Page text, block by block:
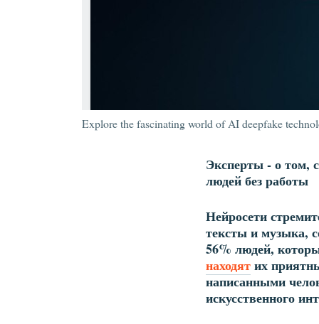
Explore the fascinating world of AI deepfake
Эксперты - о том,
людей без работы
Нейросети
тексты и музыка,
56% людей,
находятих
написанными
искусственного